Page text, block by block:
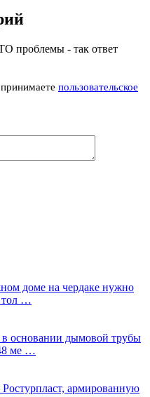
- так ответ
пользовательское
доме на чердаке нужно
тол …
основании дымовой трубы
ме …
армированную